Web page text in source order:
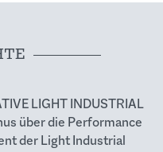
LIGHT INDUSTRIAL
über die Performance
der Light Industrial